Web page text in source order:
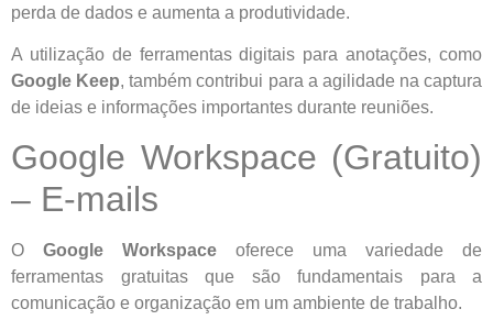
perda de dados e aumenta a produtividade.
A utilização de ferramentas digitais para anotações, como
Google Keep, também contribui para a agilidade na captura
de ideias e informações importantes durante reuniões.
Google Workspace (Gratuito)
– E-mails
O Google Workspace oferece uma variedade de
ferramentas gratuitas que são fundamentais para a
comunicação e organização em um ambiente de trabalho.